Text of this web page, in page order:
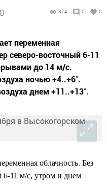
874 0 0
переменная
северо-восточный 6-11
до 14 м/с.
ночью +4..+6˚.
днем +11..+13˚.
облачность. Без
6-11 м/с, утром и днем